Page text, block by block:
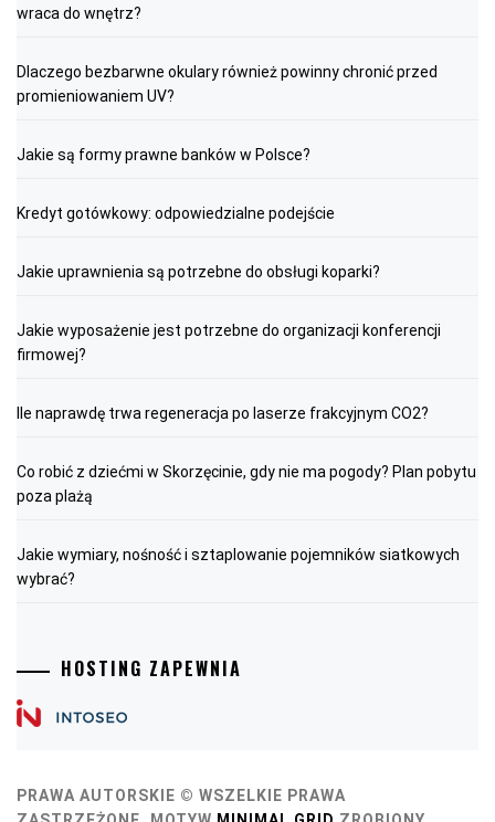
wraca do wnętrz?
Dlaczego bezbarwne okulary również powinny chronić przed
promieniowaniem UV?
Jakie są formy prawne banków w Polsce?
Kredyt gotówkowy: odpowiedzialne podejście
Jakie uprawnienia są potrzebne do obsługi koparki?
Jakie wyposażenie jest potrzebne do organizacji konferencji
firmowej?
Ile naprawdę trwa regeneracja po laserze frakcyjnym CO2?
Co robić z dziećmi w Skorzęcinie, gdy nie ma pogody? Plan pobytu
poza plażą
Jakie wymiary, nośność i sztaplowanie pojemników siatkowych
wybrać?
HOSTING ZAPEWNIA
PRAWA AUTORSKIE © WSZELKIE PRAWA